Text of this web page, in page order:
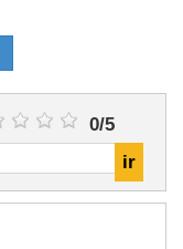
0/5